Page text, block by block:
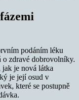
podáním léku
o zdravé dobrovolníky.
je nová látka
je její osud v
které se postupně